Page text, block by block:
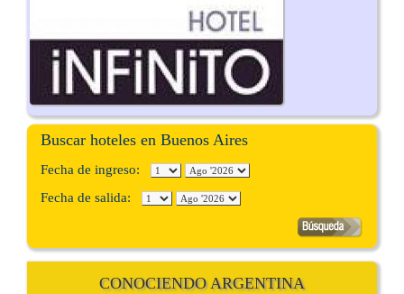
Buscar hoteles en Buenos Aires
Fecha de ingreso:
Fecha de salida:
CONOCIENDO ARGENTINA